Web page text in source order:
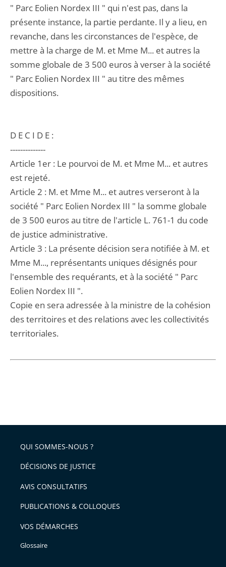
" Parc Eolien Nordex III " qui n'est pas, dans la
présente instance, la partie perdante. Il y a lieu, en
revanche, dans les circonstances de l'espèce, de
mettre à la charge de M. et Mme M... et autres la
somme globale de 3 500 euros à verser à la société
" Parc Eolien Nordex III " au titre des mêmes
dispositions.
D E C I D E :
--------------
Article 1er : Le pourvoi de M. et Mme M... et autres
est rejeté.
Article 2 : M. et Mme M... et autres verseront à la
société " Parc Eolien Nordex III " la somme globale
de 3 500 euros au titre de l'article L. 761-1 du code
de justice administrative.
Article 3 : La présente décision sera notifiée à M. et
Mme M..., représentants uniques désignés pour
l'ensemble des requérants, et à la société " Parc
Eolien Nordex III ".
Copie en sera adressée à la ministre de la cohésion
des territoires et des relations avec les collectivités
territoriales.
QUI SOMMES-NOUS ?
DÉCISIONS DE JUSTICE
AVIS CONSULTATIFS
PUBLICATIONS & COLLOQUES
VOS DÉMARCHES
Glossaire